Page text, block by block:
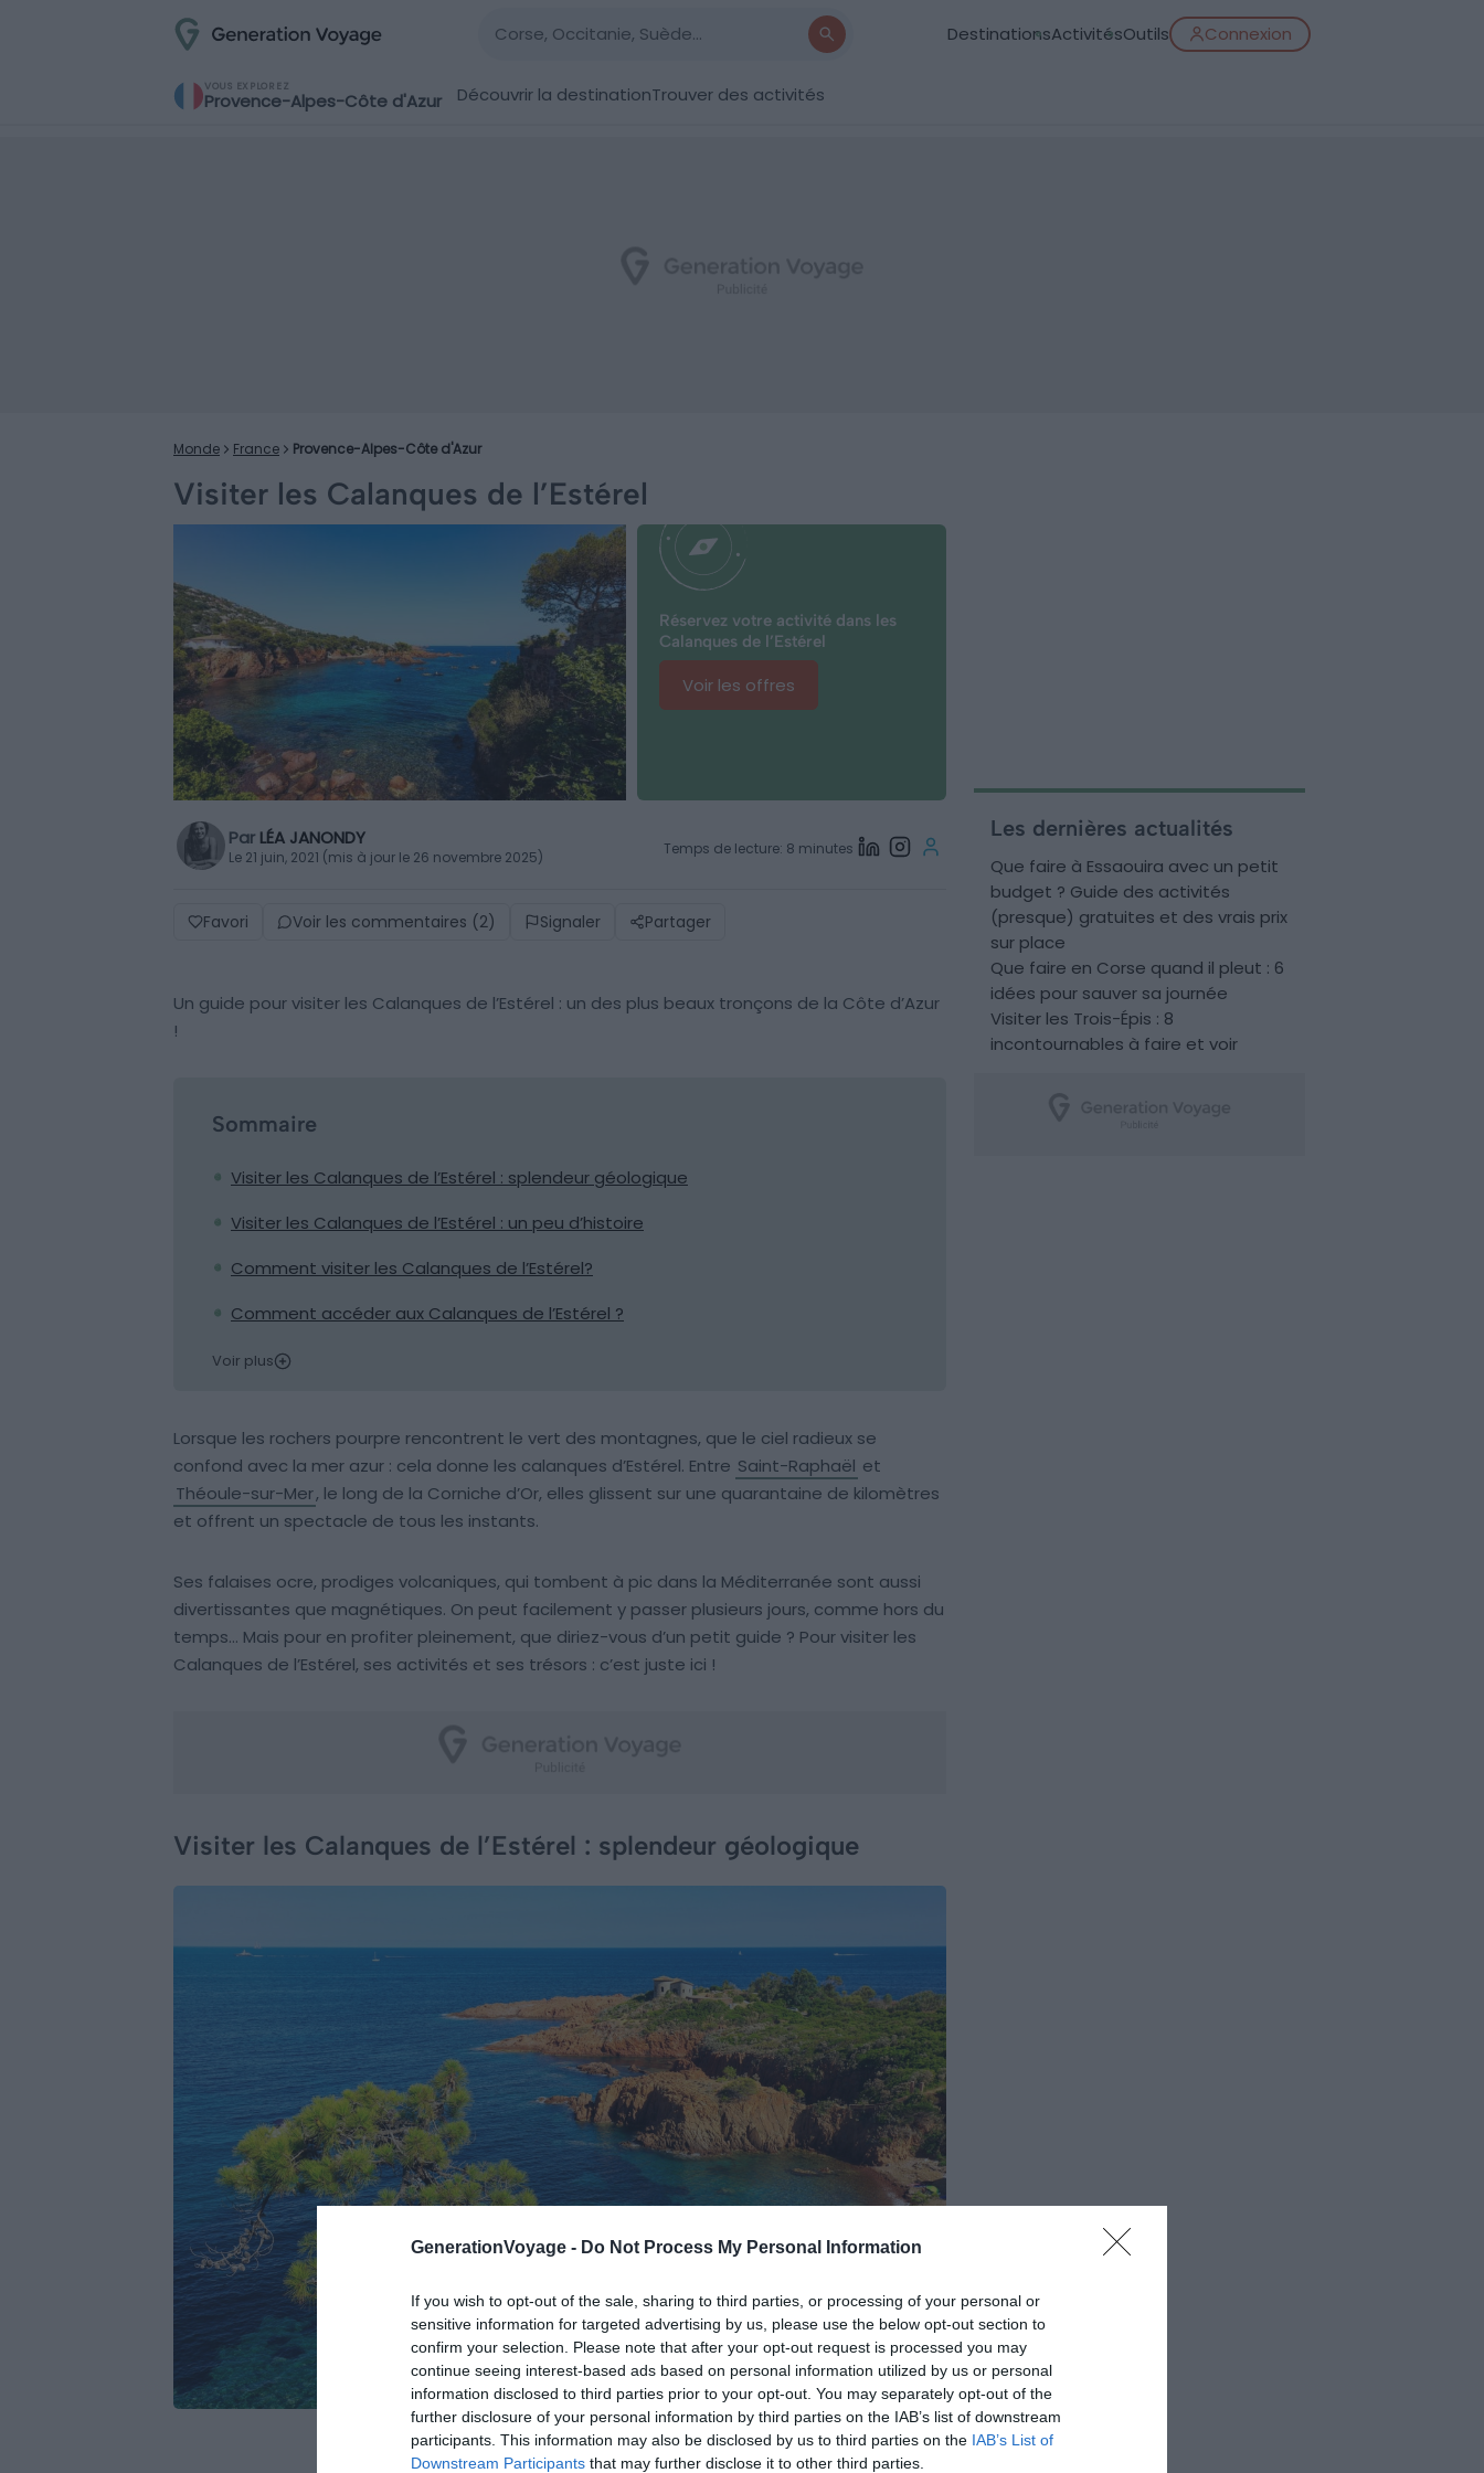
GenerationVoyage - Do Not Process My Personal Information
If you wish to opt-out of the sale, sharing to third parties, or processing of your personal or
sensitive information for targeted advertising by us, please use the below opt-out section to
confirm your selection. Please note that after your opt-out request is processed you may
continue seeing interest-based ads based on personal information utilized by us or personal
information disclosed to third parties prior to your opt-out. You may separately opt-out of the
further disclosure of your personal information by third parties on the IAB’s list of downstream
participants. This information may also be disclosed by us to third parties on the IAB’s List of
Downstream Participants that may further disclose it to other third parties.
DestinationsActivitésOutils Connexion
VOUS EXPLOREZ
Provence-Alpes-Côte d'Azur Découvrir la destinationTrouver des activités
Monde France Provence-Alpes-Côte d'Azur
Visiter les Calanques de l’Estérel
Réservez votre activité dans les
Calanques de l’Estérel
Voir les offres
Par LÉA JANONDY
Le 21 juin, 2021 (mis à jour le 26 novembre 2025) Temps de lecture: 8 minutes
Favori Voir les commentaires (2) Signaler Partager
Un guide pour visiter les Calanques de l’Estérel : un des plus beaux tronçons de la Côte d’Azur
!
Sommaire
Visiter les Calanques de l’Estérel : splendeur géologique
Visiter les Calanques de l’Estérel : un peu d’histoire
Comment visiter les Calanques de l’Estérel?
Comment accéder aux Calanques de l’Estérel ?
Voir plus
Lorsque les rochers pourpre rencontrent le vert des montagnes, que le ciel radieux se
confond avec la mer azur : cela donne les calanques d’Estérel. Entre Saint-Raphaël et
Théoule-sur-Mer, le long de la Corniche d’Or, elles glissent sur une quarantaine de kilomètres
et offrent un spectacle de tous les instants.
Ses falaises ocre, prodiges volcaniques, qui tombent à pic dans la Méditerranée sont aussi
divertissantes que magnétiques. On peut facilement y passer plusieurs jours, comme hors du
temps… Mais pour en profiter pleinement, que diriez-vous d’un petit guide ? Pour visiter les
Calanques de l’Estérel, ses activités et ses trésors : c’est juste ici !
Visiter les Calanques de l’Estérel : splendeur géologique
Crédit photo : Shutterstock – StevanZZ
Les dernières actualités
Que faire à Essaouira avec un petit
budget ? Guide des activités
(presque) gratuites et des vrais prix
sur place
Que faire en Corse quand il pleut : 6
idées pour sauver sa journée
Visiter les Trois-Épis : 8
incontournables à faire et voir